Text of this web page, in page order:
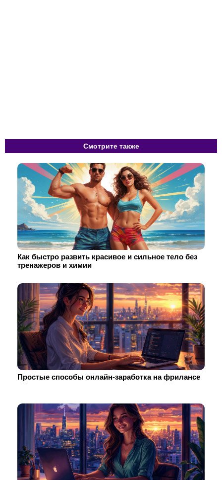
Смотрите также
Как быстро развить красивое и сильное тело без
тренажеров и химии
Простые способы онлайн-заработка на фрилансе